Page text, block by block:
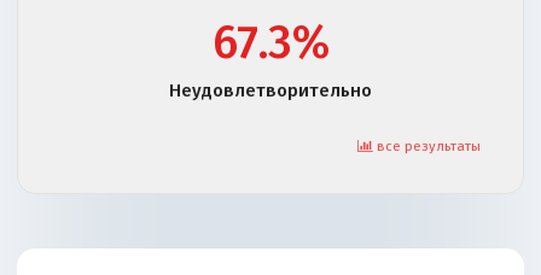
67.3%
Неудовлетворительно
все результаты